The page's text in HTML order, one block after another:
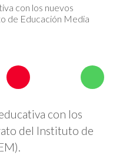
con los nuevos
de Educación Media
con los
del Instituto de